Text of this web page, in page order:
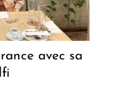
avec sa